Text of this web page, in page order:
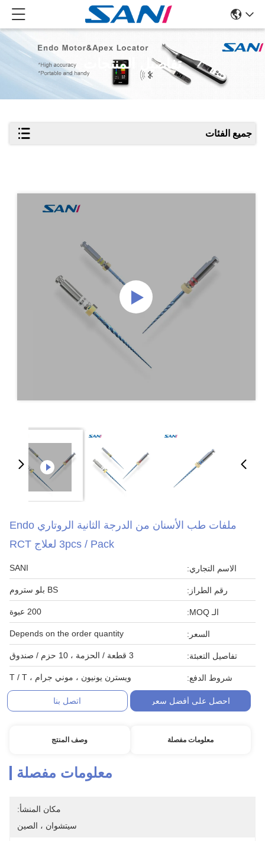
تفاصيل المنتجات
جميع الفئات
ملفات طب الأسنان من الدرجة الثانية الروتاري Endo
3pcs / Pack لعلاج RCT
الاسم التجاري: SANI
رقم الطراز: BS بلو ستروم
الـ MOQ: 200 عبوة
السعر: Depends on the order quantity
تفاصيل التعبئة: 3 قطعة / الحزمة ، 10 حزم / صندوق
شروط الدفع: ويسترن يونيون ، موني جرام ، T / T
احصل على أفضل سعر اتصل بنا
معلومات مفصلة وصف المنتج
معلومات مفصلة
مكان المنشأ:
سيتشوان ، الصين